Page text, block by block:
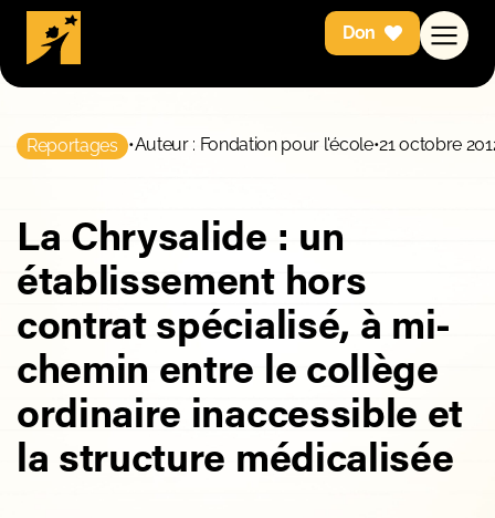
Don
Reportages •Auteur : Fondation pour l'école•21 octobre
La Chrysalide : un
établissement hors
contrat spécialisé, à mi-
chemin entre le collège
ordinaire inaccessible et
la structure médicalisée